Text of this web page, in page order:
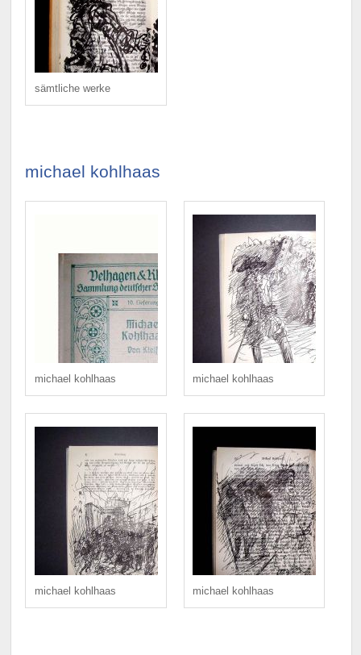
sämtliche werke
michael kohlhaas
michael kohlhaas michael kohlhaas
michael kohlhaas michael kohlhaas